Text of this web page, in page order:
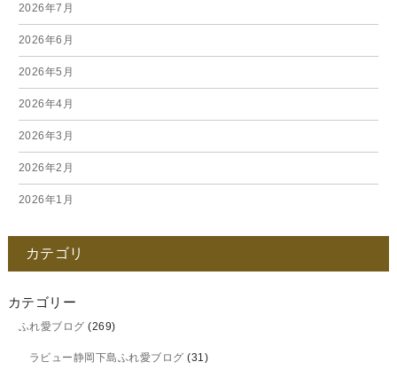
2026年7月
2026年6月
2026年5月
2026年4月
2026年3月
2026年2月
2026年1月
2025年11月
2025年10月
2025年9月
2025年8月
カテゴリ
カテゴリー
ふれ愛ブログ (269)
ラビュー静岡下島ふれ愛ブログ (31)